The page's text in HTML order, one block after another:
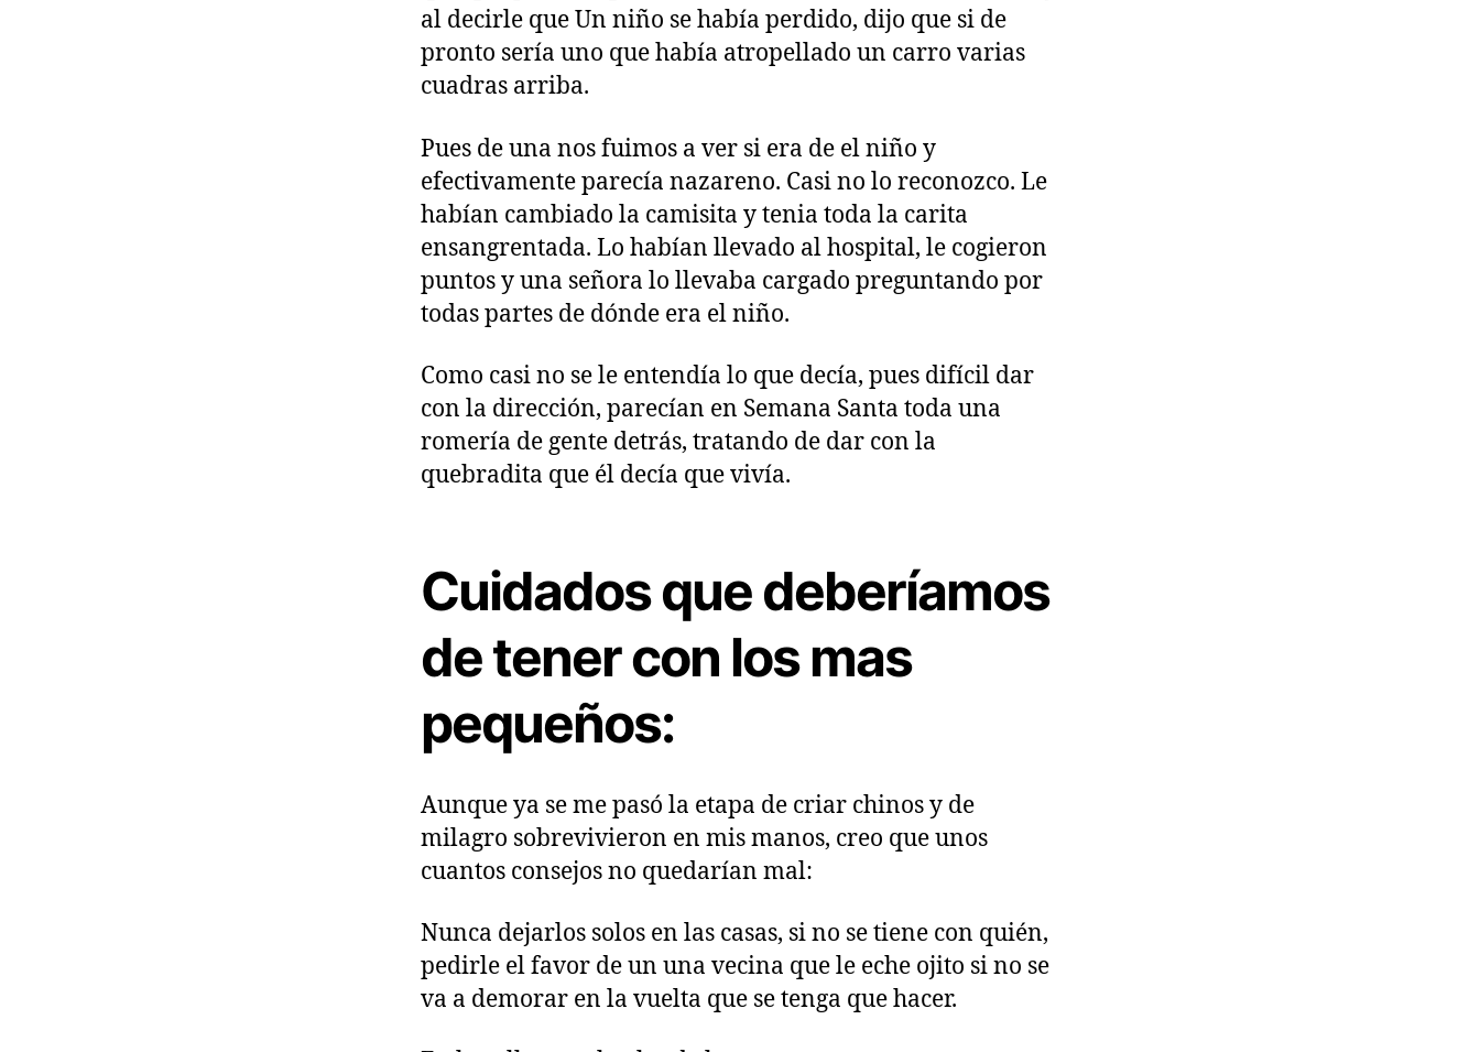
al decirle que Un niño se había perdido, dijo que si de
pronto sería uno que había atropellado un carro varias
cuadras arriba.
Pues de una nos fuimos a ver si era de el niño y
efectivamente parecía nazareno. Casi no lo reconozco. Le
habían cambiado la camisita y tenia toda la carita
ensangrentada. Lo habían llevado al hospital, le cogieron
puntos y una señora lo llevaba cargado preguntando por
todas partes de dónde era el niño.
Como casi no se le entendía lo que decía, pues difícil dar
con la dirección, parecían en Semana Santa toda una
romería de gente detrás, tratando de dar con la
quebradita que él decía que vivía.
Cuidados que deberíamos
de tener con los mas
pequeños:
Aunque ya se me pasó la etapa de criar chinos y de
milagro sobrevivieron en mis manos, creo que unos
cuantos consejos no quedarían mal:
Nunca dejarlos solos en las casas, si no se tiene con quién,
pedirle el favor de un una vecina que le eche ojito si no se
va a demorar en la vuelta que se tenga que hacer.